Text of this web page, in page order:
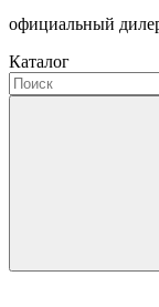
официальный
Каталог